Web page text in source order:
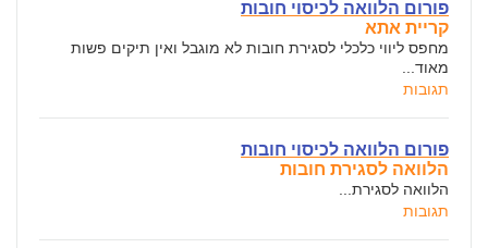
פורום הלוואה לכיסוי חובות
קריית אתא
מחפס ליווי כלכלי לסגירת חובות לא מוגבל ואין תיקים פשות
מאוד...
תגובות
פורום הלוואה לכיסוי חובות
הלוואה לסגירת חובות
הלוואה לסגירת...
תגובות